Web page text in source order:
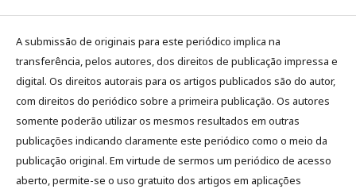
A submissão de originais para este periódico implica na
transferência, pelos autores, dos direitos de publicação impressa e
digital. Os direitos autorais para os artigos publicados são do autor,
com direitos do periódico sobre a primeira publicação. Os autores
somente poderão utilizar os mesmos resultados em outras
publicações indicando claramente este periódico como o meio da
publicação original. Em virtude de sermos um periódico de acesso
aberto, permite-se o uso gratuito dos artigos em aplicações